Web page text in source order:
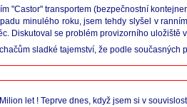
"Castor" transportem (bezpečnostní
minulého roku, jsem tehdy slyšel v
Diskutoval se problém provizorního uložiště
sladké tajemství, že podle současných
let ! Teprve dnes, když jsem si v